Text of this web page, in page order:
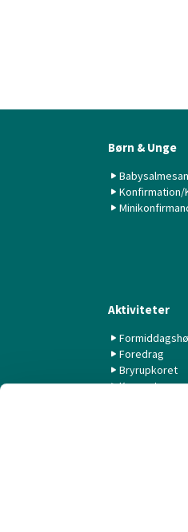
Børn & Unge
Konfirmation/
Aktiviteter
Foredrag
Bryrupkoret
Koncerter
Livestream